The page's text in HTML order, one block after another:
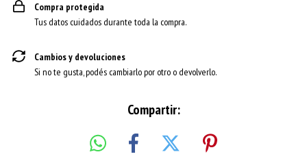
Compra protegida
Tus datos cuidados durante toda la compra.
Cambios y devoluciones
Si no te gusta, podés cambiarlo por otro o devolverlo.
Compartir: